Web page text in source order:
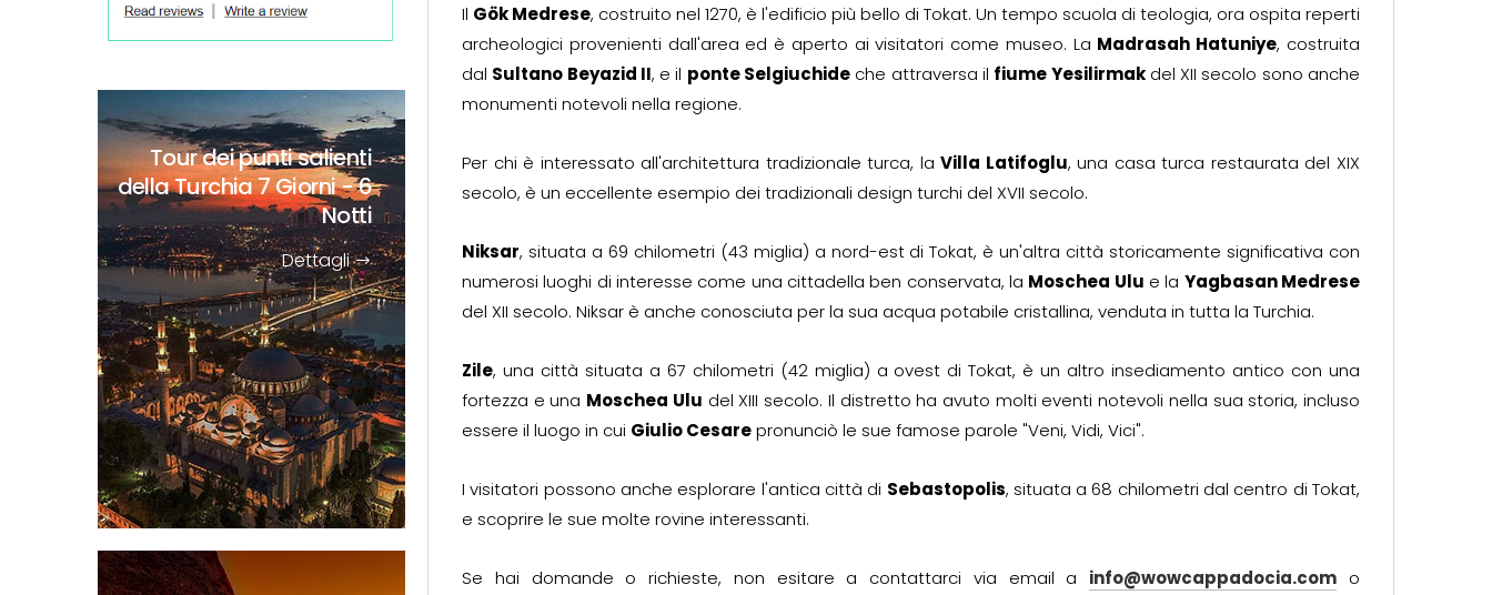
Il Gök Medrese, costruito nel 1270, è l'edificio più bello di Tokat. Un tempo scuola di teologia, ora ospita reperti
archeologici provenienti dall'area ed è aperto ai visitatori come museo. La Madrasah Hatuniye, costruita
dal Sultano Beyazid II, e il ponte Selgiuchide che attraversa il fiume Yesilirmakdel XII secolo sono anche
monumenti notevoli nella regione.
Per chi è interessato all'architettura tradizionale turca, laVilla Latifoglu, una casa turca restaurata del XIX
secolo, è un eccellente esempio dei tradizionali design turchi del XVII secolo.
Niksar, situata a 69 chilometri (43 miglia) a nord-est di Tokat, è un'altra città storicamente significativa con
numerosi luoghi di interesse come una cittadella ben conservata, la Moschea Ulu e la Yagbasan Medrese
del XII secolo. Niksar è anche conosciuta per la sua acqua potabile cristallina, venduta in tutta la Turchia.
Zile, una città situata a 67 chilometri (42 miglia) a ovest di Tokat, è un altro insediamento antico con una
fortezza e una Moschea Ulu del XIII secolo. Il distretto ha avuto molti eventi notevoli nella sua storia, incluso
essere il luogo in cui Giulio Cesarepronunciò le sue famose parole "Veni, Vidi, Vici".
I visitatori possono anche esplorare l'antica città di Sebastopolis, situata a 68 chilometri dal centro di Tokat,
e scoprire le sue molte rovine interessanti.
Se hai domande o richieste, non esitare a contattarci via email a info@wowcappadocia.com o
Tour dei punti salienti
della Turchia7 Giorni - 6
Notti
Dettagli